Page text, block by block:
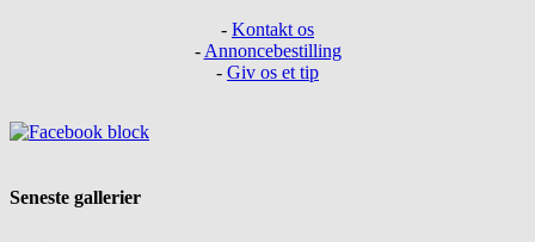
- Kontakt os
- Annoncebestilling
- Giv os et tip
Seneste gallerier